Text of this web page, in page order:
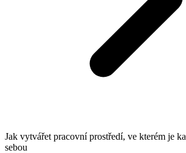
Jak vytvářet pracovní prostředí, ve kterém je
sebou